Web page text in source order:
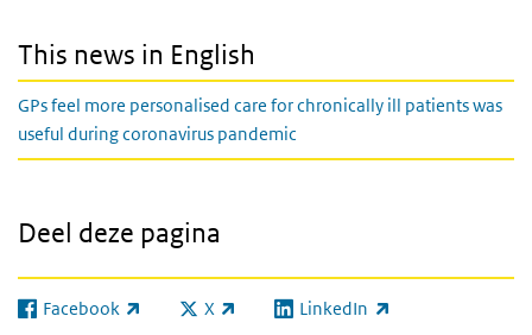
This news in English
GPs feel more personalised care for chronically ill patients was
useful during coronavirus pandemic
Deel deze pagina
Facebook
(externe link) X
(externe link) LinkedIn
(externe link)